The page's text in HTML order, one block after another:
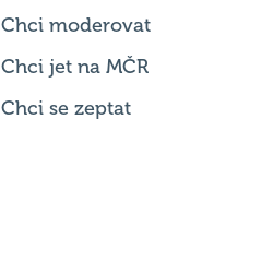
Chci moderovat
Chci jet na MČR
Chci se zeptat